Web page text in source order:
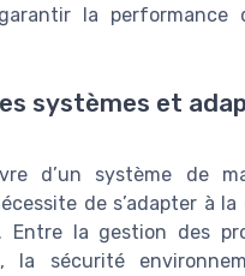
la performance
systèmes et
d’un système de
de s’adapter à la
Entre la gestion des
la sécurité